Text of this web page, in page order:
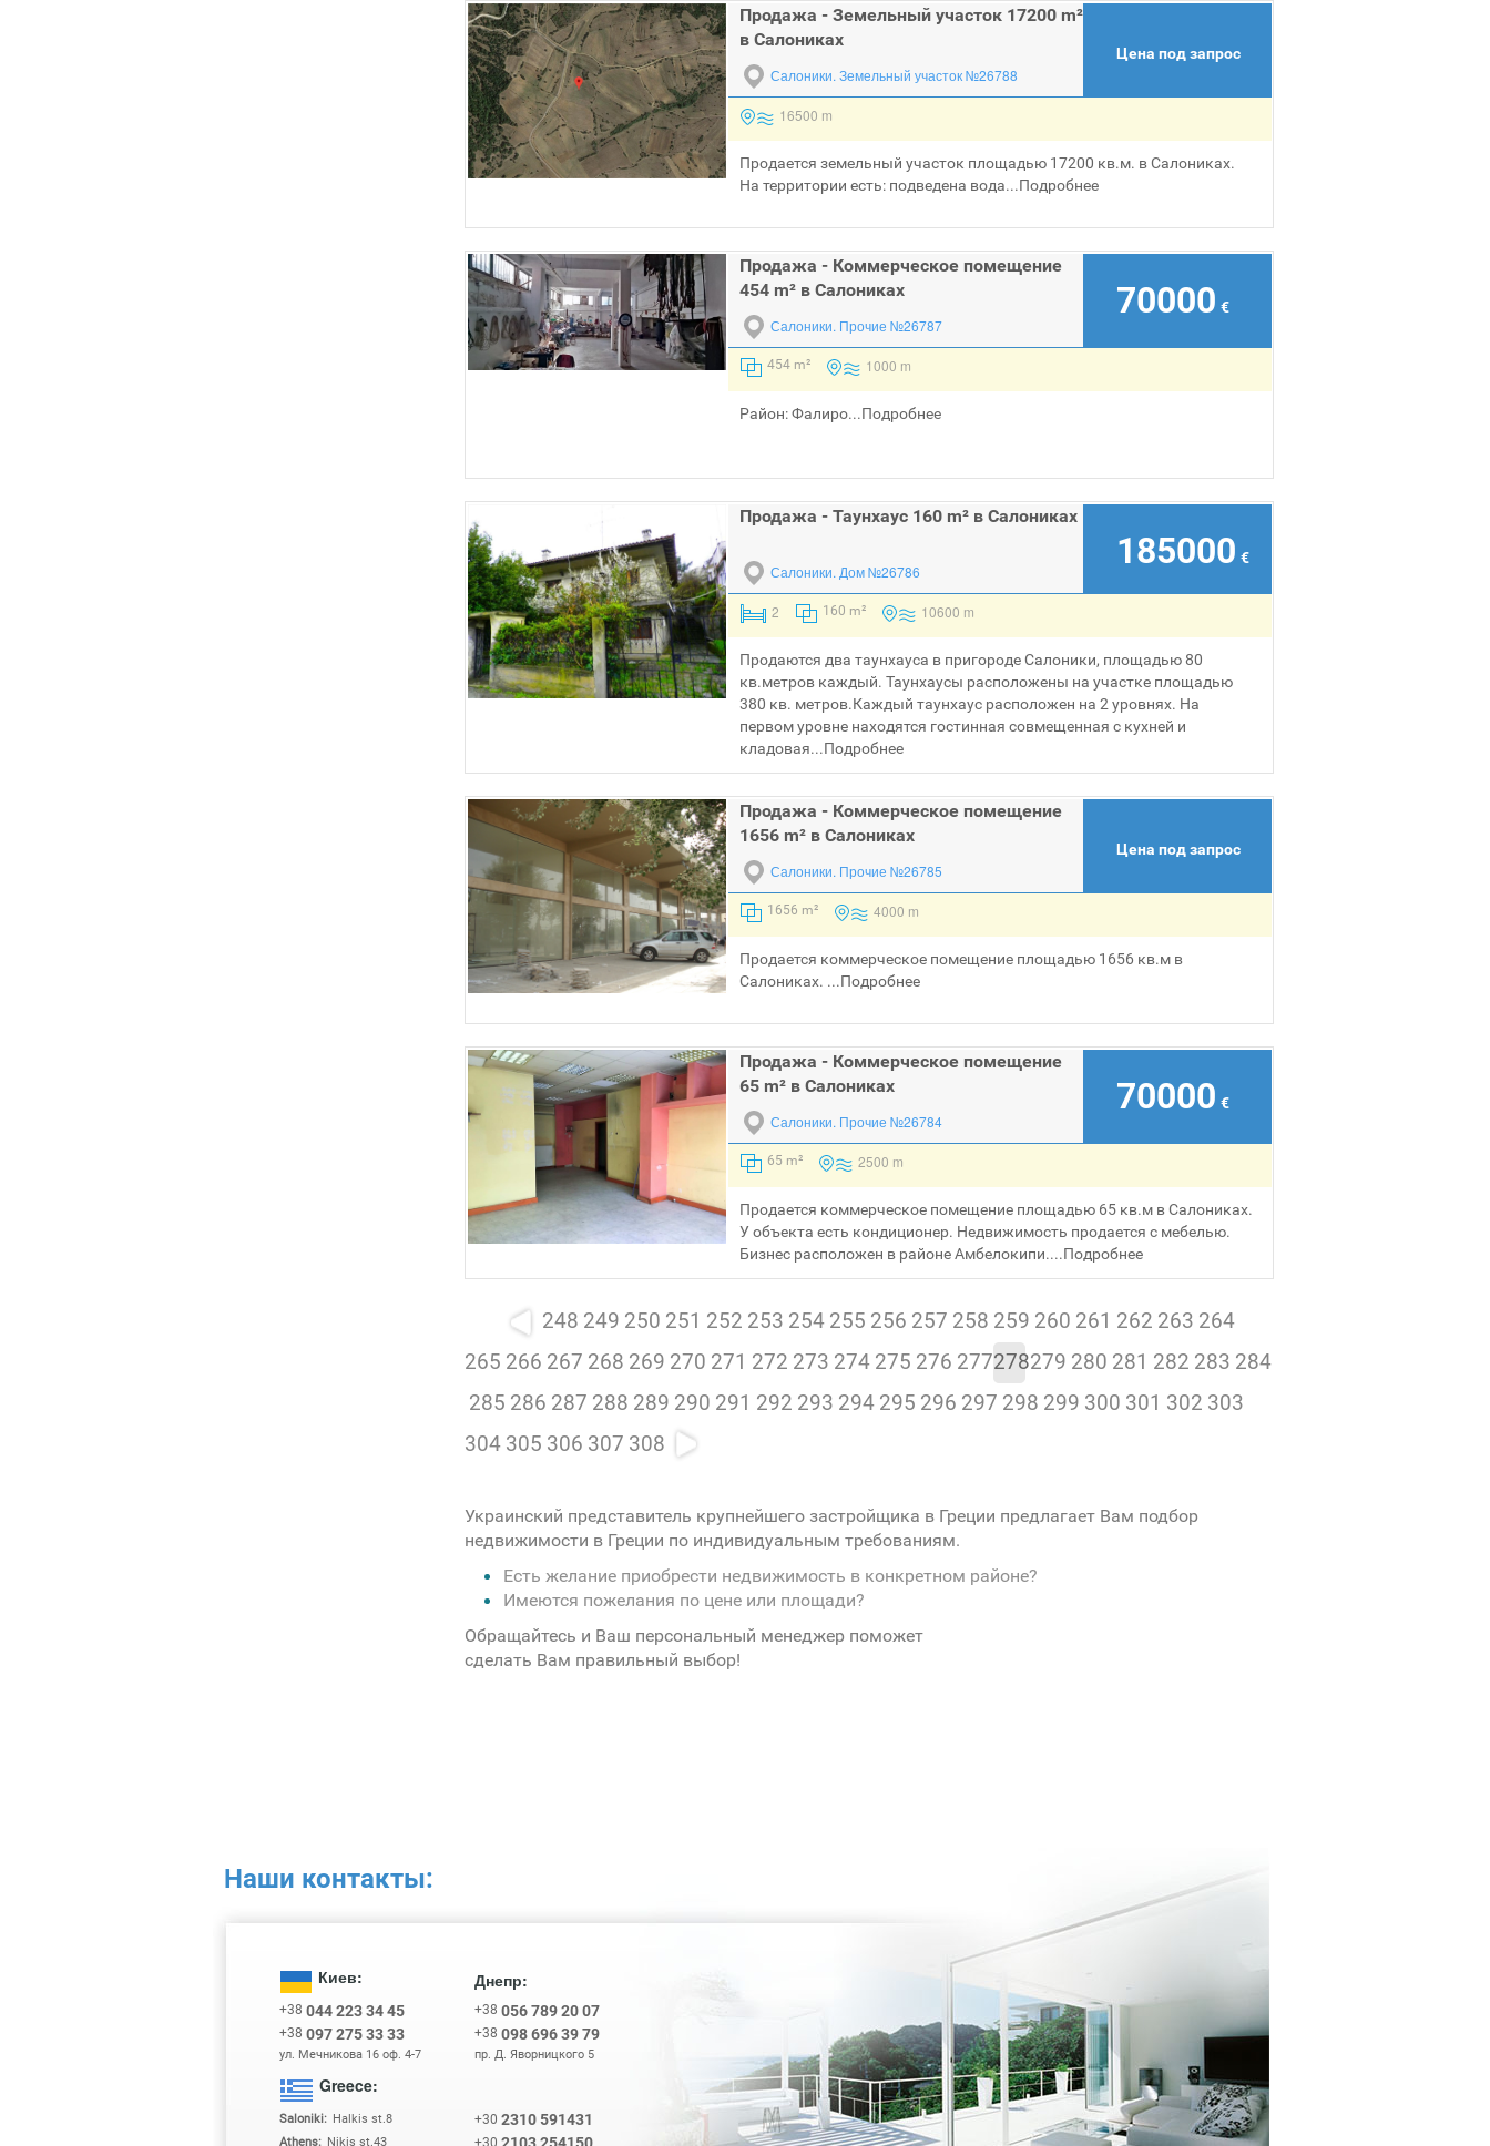
Продажа - Земельный участок 17200 m²
в Салониках
Цена под запрос
Салоники. Земельный участок №26788
16500 m
Продается земельный участок площадью 17200 кв.м. в Салониках.
На территории есть: подведена вода...Подробнее
Продажа - Коммерческое помещение
454 m² в Салониках
70000 €
Салоники. Прочие №26787
454 m² 1000 m
Район: Фалиро...Подробнее
Продажа - Таунхаус 160 m² в Салониках
185000 €
Салоники. Дом №26786
2 160 m² 10600 m
Продаются два таунхауса в пригороде Салоники, площадью 80
кв.метров каждый. Таунхаусы расположены на участке площадью
380 кв. метров.Каждый таунхаус расположен на 2 уровнях. На
первом уровне находятся гостинная совмещенная с кухней и
кладовая...Подробнее
Продажа - Коммерческое помещение
1656 m² в Салониках
Цена под запрос
Салоники. Прочие №26785
1656 m² 4000 m
Продается коммерческое помещение площадью 1656 кв.м в
Салониках. ...Подробнее
Продажа - Коммерческое помещение
65 m² в Салониках
70000 €
Салоники. Прочие №26784
65 m² 2500 m
Продается коммерческое помещение площадью 65 кв.м в Салониках.
У объекта есть кондиционер. Недвижимость продается с мебелью.
Бизнес расположен в районе Амбелокипи....Подробнее
248 249 250 251 252 253 254 255 256 257 258 259 260 261 262 263 264
265 266 267 268 269 270 271 272 273 274 275 276 277278279 280 281 282 283 284
285 286 287 288 289 290 291 292 293 294 295 296 297 298 299 300 301 302 303
304 305 306 307 308
Украинский представитель крупнейшего застройщика в Греции предлагает Вам подбор
недвижимости в Греции по индивидуальным требованиям.
Есть желание приобрести недвижимость в конкретном районе?
Имеются пожелания по цене или площади?
Обращайтесь и Ваш персональный менеджер поможет
сделать Вам правильный выбор!
Наши контакты:
Киев: Днепр:
+38 044 223 34 45 +38 056 789 20 07
+38 097 275 33 33 +38 098 696 39 79
ул. Мечникова 16 оф. 4-7 пр. Д. Яворницкого 5
Greece:
Saloniki: Halkis st.8 +30 2310 591431
Athens: Nikis st.43 +30